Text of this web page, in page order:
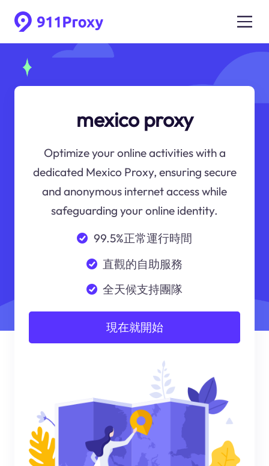
mexico proxy
Optimize your online activities with a
dedicated Mexico Proxy, ensuring secure
and anonymous internet access while
safeguarding your online identity.
99.5%正常運行時間
直觀的自助服務
全天候支持團隊
現在就開始